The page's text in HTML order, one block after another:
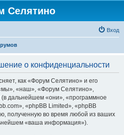
Селятино
Вход
о конфиденциальности
как «Форум Селятино» и его
«наш», «Форум Селятино»,
дальнейшем «они», «программное
«phpBB Limited», «phpBB
полученную во время любой из ваших
«ваша информация»).